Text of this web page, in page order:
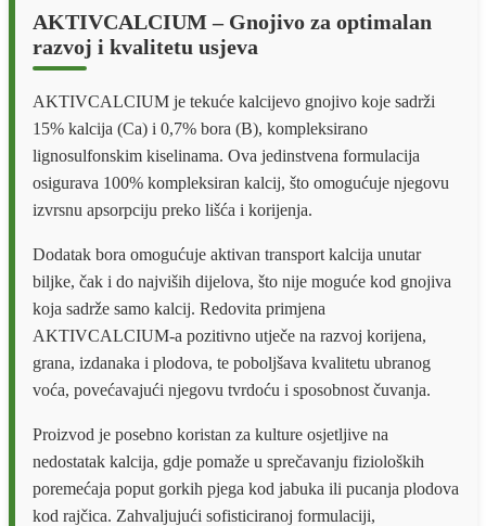
AKTIVCALCIUM – Gnojivo za optimalan
razvoj i kvalitetu usjeva
AKTIVCALCIUM je tekuće kalcijevo gnojivo koje sadrži
15% kalcija (Ca) i 0,7% bora (B), kompleksirano
lignosulfonskim kiselinama. Ova jedinstvena formulacija
osigurava 100% kompleksiran kalcij, što omogućuje njegovu
izvrsnu apsorpciju preko lišća i korijenja.
Dodatak bora omogućuje aktivan transport kalcija unutar
biljke, čak i do najviših dijelova, što nije moguće kod gnojiva
koja sadrže samo kalcij. Redovita primjena
AKTIVCALCIUM-a pozitivno utječe na razvoj korijena,
grana, izdanaka i plodova, te poboljšava kvalitetu ubranog
voća, povećavajući njegovu tvrdoću i sposobnost čuvanja.
Proizvod je posebno koristan za kulture osjetljive na
nedostatak kalcija, gdje pomaže u sprečavanju fizioloških
poremećaja poput gorkih pjega kod jabuka ili pucanja plodova
kod rajčica. Zahvaljujući sofisticiranoj formulaciji,